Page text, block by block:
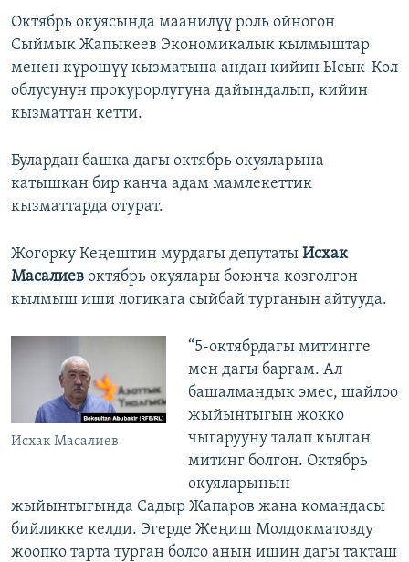
Октябрь окуясында маанилүү роль ойногон
Сыймык Жапыкеев Экономикалык кылмыштар
менен күрөшүү кызматына андан кийин Ысык-Көл
облусунун прокурорлугуна дайындалып, кийин
кызматтан кетти.
Булардан башка дагы октябрь окуяларына
катышкан бир канча адам мамлекеттик
кызматтарда отурат.
Жогорку Кеңештин мурдагы депутаты Исхак
Масалиев октябрь окуялары боюнча козголгон
кылмыш иши логикага сыйбай турганын айтууда.
Исхак Масалиев
“5-октябрдагы митингге
мен дагы баргам. Ал
башалмандык эмес, шайлоо
жыйынтыгын жокко
чыгарууну талап кылган
митинг болгон. Октябрь
окуяларынын
жыйынтыгында Садыр Жапаров жана командасы
бийликке келди. Эгерде Жеңиш Молдокматовду
жоопко тарта турган болсо анын ишин дагы такташ